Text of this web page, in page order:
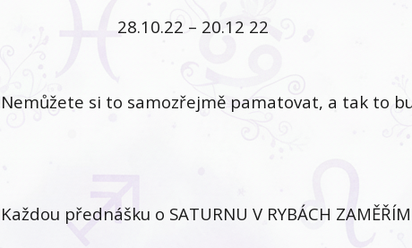
28.10.22 – 20.12 22
Nemůžete si to samozřejmě pamatovat, a tak to
Každou přednášku o SATURNU V RYBÁCH